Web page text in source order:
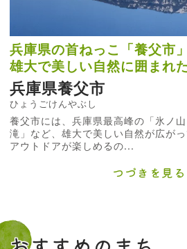
兵庫県の首ねっこ「養父市」
雄大で美しい自然に囲まれ
兵庫県養父市
ひょうごけんやぶし
養父市には、兵庫県最高峰の「氷ノ
滝」など、雄大で美しい自然が広が
アウトドアが楽しめるの...
つづきを見る